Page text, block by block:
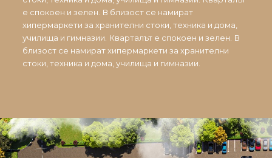
е спокоен и зелен. В близост се намират
хипермаркети за хранителни стоки, техника и дома,
училища и гимназии. Кварталът е спокоен и зелен. В
близост се намират хипермаркети за хранителни
стоки, техника и дома, училища и гимназии.